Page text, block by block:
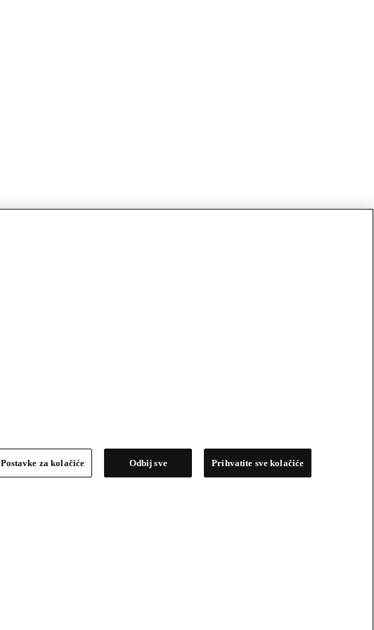
Postavke za kolačiće Odbij sve Prihvatite sve kolačiće